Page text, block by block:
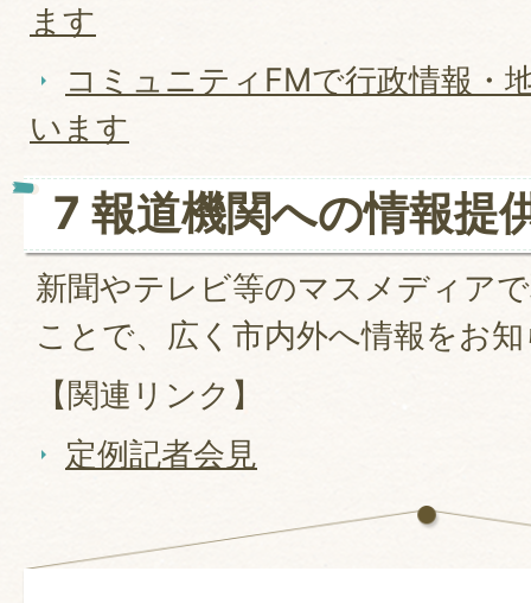
ます
コミュニティFMで行政情報・
います
7 報道機関への情報提
新聞やテレビ等のマスメディア
ことで、広く市内外へ情報をお
【関連リンク】
定例記者会見